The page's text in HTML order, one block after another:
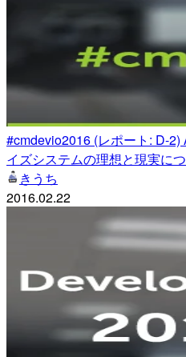
#cmdevio2016 (レポート: D-
イズシステムの理想と現実に
きうち
2016.02.22